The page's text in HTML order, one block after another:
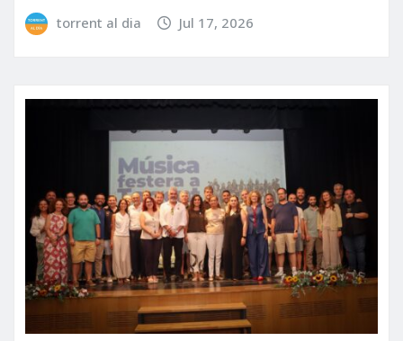
torrent al dia Jul 17, 2026